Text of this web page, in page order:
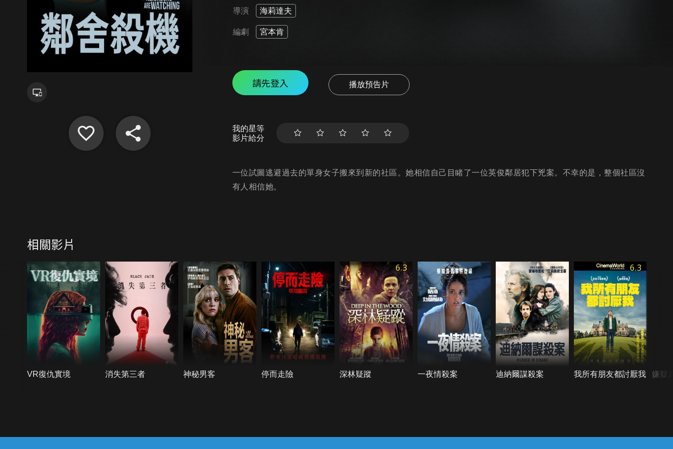
導演 海莉達夫
編劇 宮本肯
請先登入 播放預告片
我的星等
影片給分
一位試圖逃避過去的單身女子搬來到新的社區。她相信自己目睹了一位英俊鄰居犯下兇案。不幸的是，整個社區沒
有人相信她。
相關影片
VR復仇實境 消失第三者 神秘男客 停而走險
6.3
深林疑蹤 一夜情殺案 迪納爾謀殺案
6.3
我所有朋友都討厭我 嫌疑